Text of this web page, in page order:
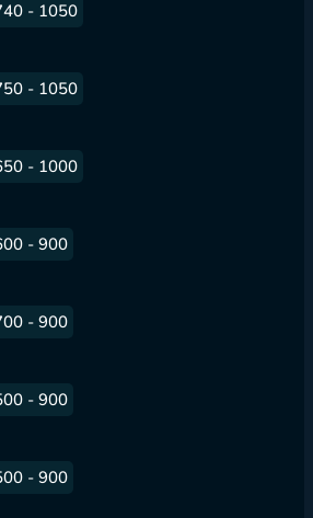
- 1050
- 1050
- 1000
- 900
- 900
- 900
- 900